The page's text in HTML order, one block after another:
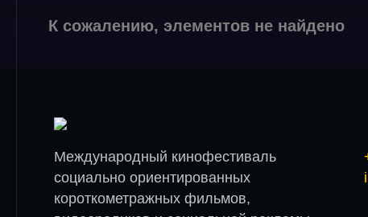
К сожалению, элементов не найдено
Международный кинофестиваль
социально ориентированных
короткометражных фильмов,